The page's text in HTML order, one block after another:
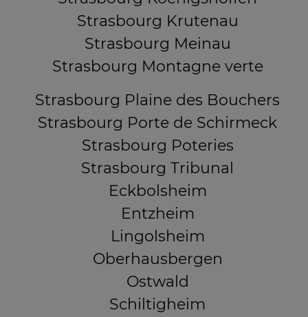
Strasbourg Krutenau
Strasbourg Meinau
Strasbourg Montagne verte
Strasbourg Plaine des Bouchers
Strasbourg Porte de Schirmeck
Strasbourg Poteries
Strasbourg Tribunal
Eckbolsheim
Entzheim
Lingolsheim
Oberhausbergen
Ostwald
Schiltigheim